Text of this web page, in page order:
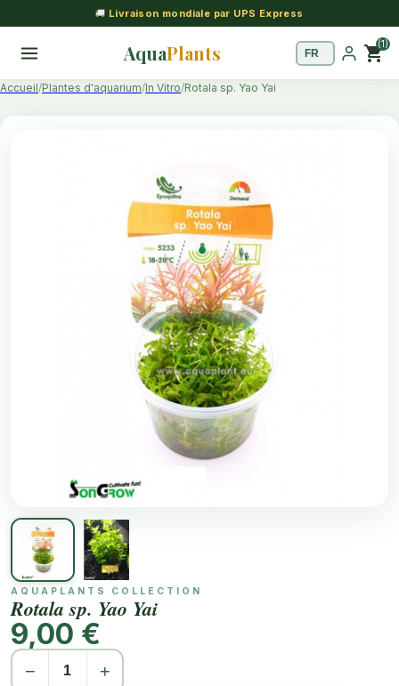
🚚 Livraison mondiale par UPS Express
AquaPlants shopping_cart(1)
Accueil Plantes d'aquarium In Vitro Rotala sp. Yao Yai
AQUAPLANTS COLLECTION
Rotala sp. Yao Yai
9,00 €
− +